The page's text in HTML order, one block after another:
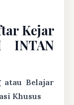
Kejar
atau Belajar
Khusus